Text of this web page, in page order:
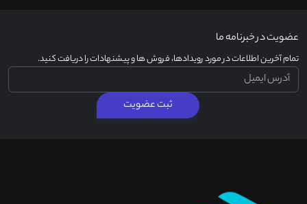
عضویت در خبرنامه ما
تمام آخرین اطلاعات در مورد رویدادها، فروش ها و پیشنهادات را دریافت کنید.
ثبت عضویت